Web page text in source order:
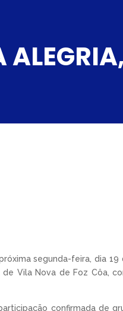
segunda-feira, dia 19
de Vila Nova de Foz Côa,
confirmada de